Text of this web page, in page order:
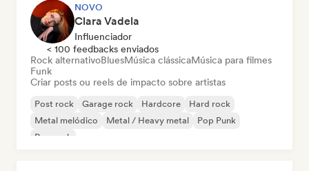
NOVO
Clara Vadela
Influenciador
< 100 feedbacks enviados
Rock alternativoBluesMúsica clássicaMúsica para filmes
Funk
Criar posts ou reels de impacto sobre artistas
Post rock Garage rock Hardcore
Hard rock
Metal melódico
Metal / Heavy metal
Pop Punk
Pop rock